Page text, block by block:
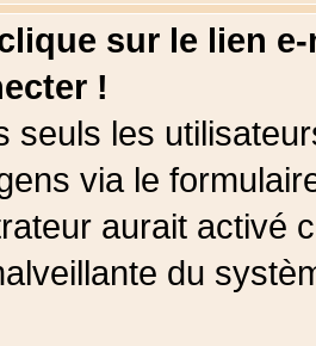
sur le lien
!
seuls les
via le
aurait activé
du